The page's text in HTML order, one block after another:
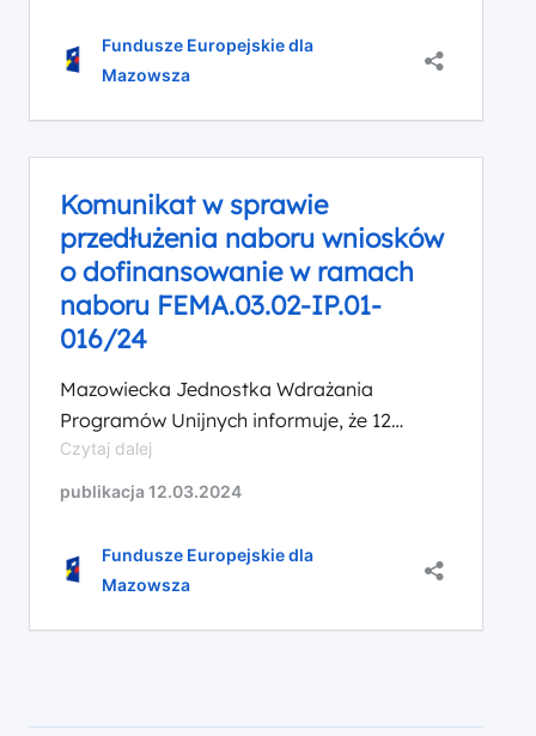
Infrastruktura
rowerowa
ramach naboru FEMA.03.02-IP.01-
016/24 do 31 lipca 2024 r. Przedłużenie
prośbami zgłaszanymi przez potencjalnych
wnioskodawców.
naboru
o
ramach
naboru
FEMA.03.02-
IP.01-
016/24
Fundusze Europejskie dla
Mazowsza
Komunikat w sprawie
przedłużenia naboru wniosków
o dofinansowanie w ramach
naboru FEMA.03.02-IP.01-
016/24
Mazowiecka Jednostka Wdrażania
Programów Unijnych informuje, że 12
marca 2024 r. Zarząd Województwa
Mazowieckiego podjął decyzję o
ramach naboru FEMA.03.02-IP.01-016/24
do 15 kwietnia 2024 r. Przedłużenie terminu
zgłaszanymi przez potencjalnych
Czytaj dalej
sprawie
naboru
o
FEMA.03.02-
publikacja 12.03.2024
Fundusze Europejskie dla
Mazowsza